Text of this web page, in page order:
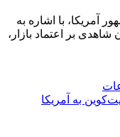
آمریکا، با اشاره به
شاهدی بر اعتماد بازار،